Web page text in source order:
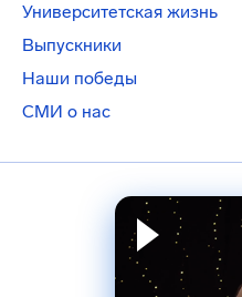
Университетская жизнь
Выпускники
Наши победы
СМИ о нас